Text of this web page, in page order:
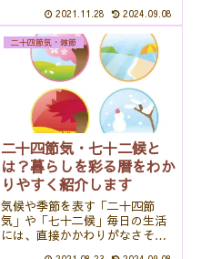
風月名(わふうげつめい)といいま
す。和風月名は、日本独自のも
ので、とても趣のある呼び名な
のですが、今ではご存じない方
も多いよ...
2021.11.28 2024.09.08
二十四節気・雑節
二十四節気・七十二候と
は？暮らしを彩る暦をわか
りやすく紹介します
気候や季節を表す「二十四節
気」や「七十二候」毎日の生活
には、直接かかわりがなさそう